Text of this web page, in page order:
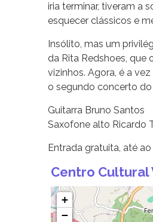
iria terminar, tiveram a
esquecer clássicos e
Insólito, mas um
da Rita Redshoes, que
vizinhos. Agora, é a
o segundo concerto do
Guitarra Bruno Santos
Saxofone alto Ricardo
Entrada gratuita, até
Centro
+
−